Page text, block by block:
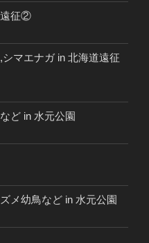
遠征②
マエナガ in 北海道遠征
ど in 水元公園
メ幼鳥など in 水元公園